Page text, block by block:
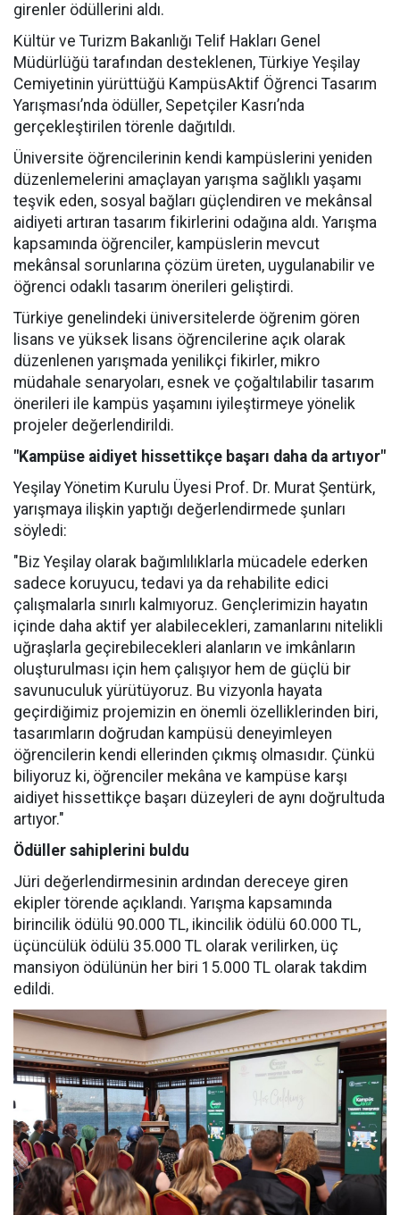
girenler ödüllerini aldı.
Kültür ve Turizm Bakanlığı Telif Hakları Genel
Müdürlüğü tarafından desteklenen, Türkiye Yeşilay
Cemiyetinin yürüttüğü KampüsAktif Öğrenci Tasarım
Yarışması’nda ödüller, Sepetçiler Kasrı’nda
gerçekleştirilen törenle dağıtıldı.
Üniversite öğrencilerinin kendi kampüslerini yeniden
düzenlemelerini amaçlayan yarışma sağlıklı yaşamı
teşvik eden, sosyal bağları güçlendiren ve mekânsal
aidiyeti artıran tasarım fikirlerini odağına aldı. Yarışma
kapsamında öğrenciler, kampüslerin mevcut
mekânsal sorunlarına çözüm üreten, uygulanabilir ve
öğrenci odaklı tasarım önerileri geliştirdi.
Türkiye genelindeki üniversitelerde öğrenim gören
lisans ve yüksek lisans öğrencilerine açık olarak
düzenlenen yarışmada yenilikçi fikirler, mikro
müdahale senaryoları, esnek ve çoğaltılabilir tasarım
önerileri ile kampüs yaşamını iyileştirmeye yönelik
projeler değerlendirildi.
"Kampüse aidiyet hissettikçe başarı daha da artıyor"
Yeşilay Yönetim Kurulu Üyesi Prof. Dr. Murat Şentürk,
yarışmaya ilişkin yaptığı değerlendirmede şunları
söyledi:
"Biz Yeşilay olarak bağımlılıklarla mücadele ederken
sadece koruyucu, tedavi ya da rehabilite edici
çalışmalarla sınırlı kalmıyoruz. Gençlerimizin hayatın
içinde daha aktif yer alabilecekleri, zamanlarını nitelikli
uğraşlarla geçirebilecekleri alanların ve imkânların
oluşturulması için hem çalışıyor hem de güçlü bir
savunuculuk yürütüyoruz. Bu vizyonla hayata
geçirdiğimiz projemizin en önemli özelliklerinden biri,
tasarımların doğrudan kampüsü deneyimleyen
öğrencilerin kendi ellerinden çıkmış olmasıdır. Çünkü
biliyoruz ki, öğrenciler mekâna ve kampüse karşı
aidiyet hissettikçe başarı düzeyleri de aynı doğrultuda
artıyor."
Ödüller sahiplerini buldu
Jüri değerlendirmesinin ardından dereceye giren
ekipler törende açıklandı. Yarışma kapsamında
birincilik ödülü 90.000 TL, ikincilik ödülü 60.000 TL,
üçüncülük ödülü 35.000 TL olarak verilirken, üç
mansiyon ödülünün her biri 15.000 TL olarak takdim
edildi.